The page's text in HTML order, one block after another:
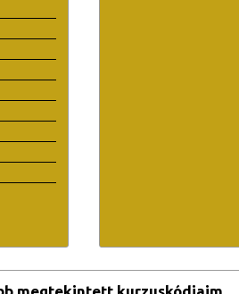
megtekintett kurzuskódjaim